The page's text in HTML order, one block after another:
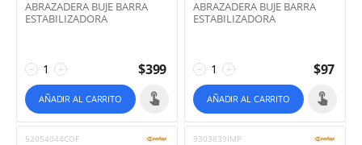
ABRAZADERA BUJE BARRA
ESTABILIZADORA
+
− $399
AÑADIR AL CARRITO
ABRAZADERA BUJE BARRA
ESTABILIZADORA
+
− $97
AÑADIR AL CARRITO
52054044COF 9303839IMP